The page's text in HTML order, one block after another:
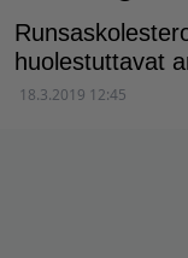
huolestuttavat
18.3.2019 12:45